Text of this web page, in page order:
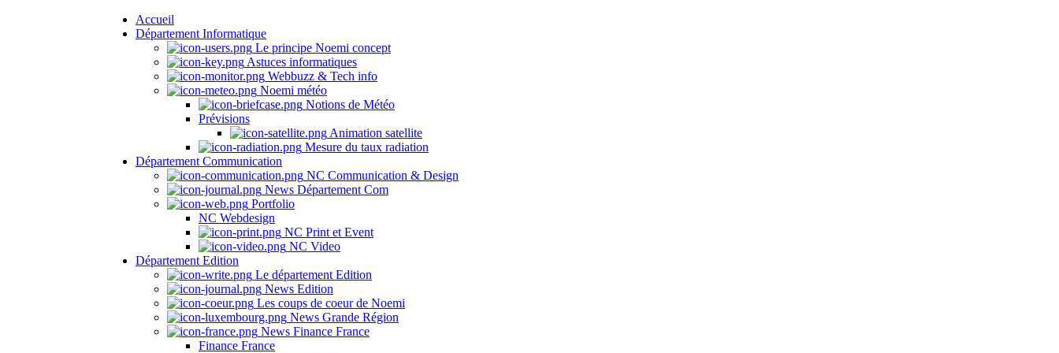
Accueil
Département Informatique
Le principe Noemi concept
Astuces informatiques
Webbuzz & Tech info
Noemi météo
Notions de Météo
Prévisions
Animation satellite
Mesure du taux radiation
Département Communication
NC Communication & Design
News Département Com
Portfolio
NC Webdesign
NC Print et Event
NC Video
Département Edition
Le département Edition
News Edition
Les coups de coeur de Noemi
News Grande Région
News Finance France
Finance France